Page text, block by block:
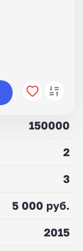
150000
2
3
5 000 руб.
2015